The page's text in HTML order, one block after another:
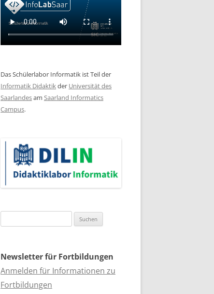
Das Schülerlabor Informatik ist Teil der
Informatik Didaktikder Universität des
Saarlandesam Saarland Informatics
Campus.
nach:
Newsletter für Fortbildungen
Anmelden für Informationen zu
Fortbildungen